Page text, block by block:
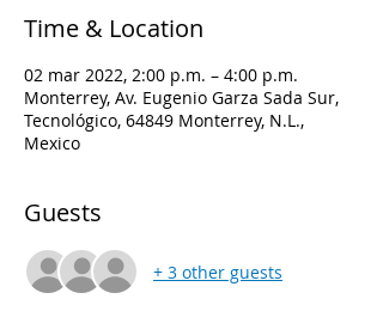
Time & Location
02 mar 2022, 2:00 p.m. – 4:00 p.m.
Monterrey, Av. Eugenio Garza Sada Sur,
Tecnológico, 64849 Monterrey, N.L.,
Mexico
Guests
+ 3 other guests